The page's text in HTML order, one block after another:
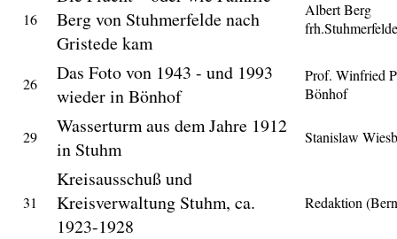
16
Berg von Stuhmerfelde nach
Gristede kam
Albert Berg
frh.Stuhmerfelde
26
Das Foto von 1943 - und 1993
wieder in Bönhof
Prof. Winfried
Bönhof
29
Wasserturm aus dem Jahre 1912
in Stuhm
Stanislaw
31
Kreisausschuß und
Kreisverwaltung Stuhm, ca.
1923-1928
Redaktion